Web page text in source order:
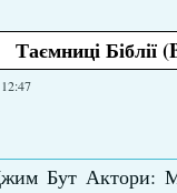
Таємниці Біблії